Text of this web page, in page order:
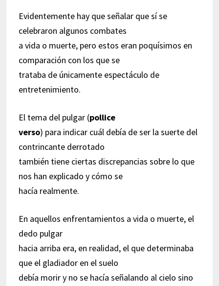
Evidentemente hay que señalar que sí se
celebraron algunos combates
a vida o muerte, pero estos eran poquísimos en
comparación con los que se
trataba de únicamente espectáculo de
entretenimiento.
El tema del pulgar (pollice
verso) para indicar cuál debía de ser la suerte del
contrincante derrotado
también tiene ciertas discrepancias sobre lo que
nos han explicado y cómo se
hacía realmente.
En aquellos enfrentamientos a vida o muerte, el
dedo pulgar
hacia arriba era, en realidad, el que determinaba
que el gladiador en el suelo
debía morir y no se hacía señalando al cielo sino